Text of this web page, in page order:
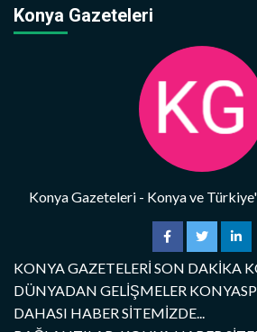
Konya Gazeteleri
Konya Gazeteleri - Konya ve
KONYA GAZETELERİ SON DAKİKA
DÜNYADAN GELİŞMELER
DAHASI HABER SİTEMİZDE...